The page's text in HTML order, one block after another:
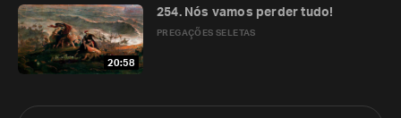
20:58
PREGAÇÕES SELETAS
254. Nós vamos perder tudo!